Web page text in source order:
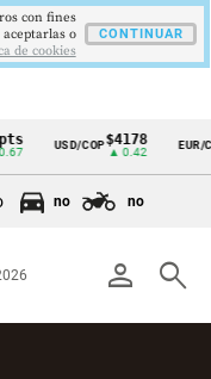
USD/COP$4178
▲ 0.42
EUR/
no no
person search
con fines
o
de cookies
CONTINUAR